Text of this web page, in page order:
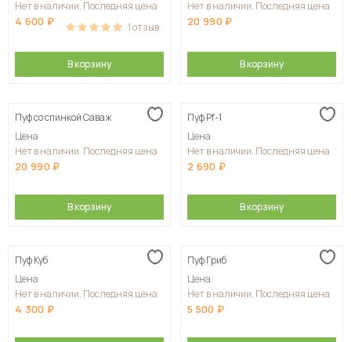
Нет в наличии. Последняя цена
4 600 1отзыв
В корзину
Нет в наличии. Последняя цена
20 990
В корзину
Пуф со спинкой Саваж
Цена
Нет в наличии. Последняя цена
20 990
В корзину
Пуф Pf-1
Цена
Нет в наличии. Последняя цена
2 690
В корзину
Пуф Куб
Цена
Нет в наличии. Последняя цена
4 300
Пуф Гриб
Цена
Нет в наличии. Последняя цена
5 500